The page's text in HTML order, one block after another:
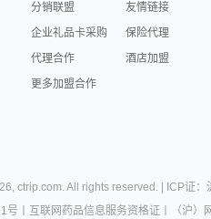
分销联盟
友情链接
企业礼品卡采购
保险代理
代理合作
酒店加盟
更多加盟合作
, ctrip.com. All rights reserved. | ICP证
号
互联网药品信息服务资格证 （沪